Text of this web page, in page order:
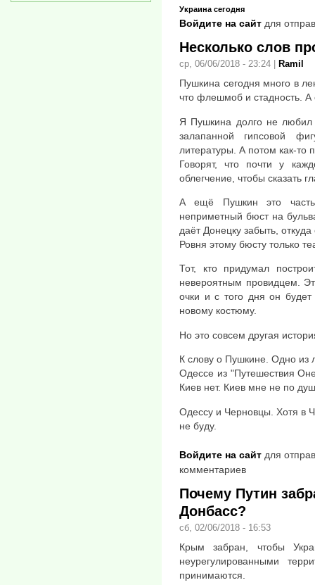
Украина сегодня
Войдите на сайт для
Несколько слов
ср, 06/06/2018 - 23:24 Ramil
Пушкина сегодня много в
что флешмоб и стадность. А
Я Пушкина долго не
залапанной гипсовой
литературы. А потом как-
Говорят, что почти у
облегчение, чтобы сказать
А ещё Пушкин это часть
неприметный бюст на
даёт Донецку забыть,
Ровня этому бюсту только
Тот, кто придумал
невероятным провидцем.
очки и с того дня он
новому костюму.
Но это совсем другая
К слову о Пушкине. Одно из
Одессе из "Путешествия
Киев нет. Киев мне не по
Одессу и Черновцы. Хотя в
не буду.
Войдите на сайт для
комментариев
Почему Путин
Донбасс?
сб, 02/06/2018 - 16:53
Крым забран, чтобы
неурегулированными
принимаются.